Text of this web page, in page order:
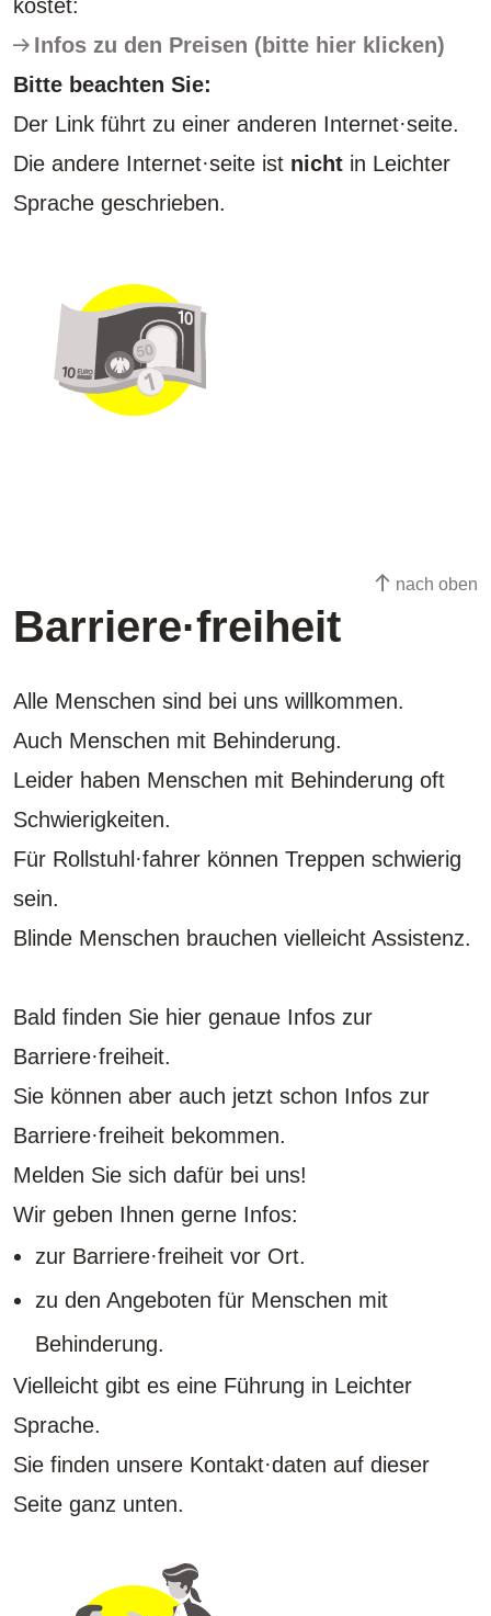
kostet:
Infos zu den Preisen (bitte hier klicken)
Bitte beachten Sie:
Der Link führt zu einer anderen Internet·seite.
Die andere Internet·seite ist nicht in Leichter
Sprache geschrieben.
nach oben
Barriere·freiheit
Alle Menschen sind bei uns willkommen.
Auch Menschen mit Behinderung.
Leider haben Menschen mit Behinderung oft
Schwierigkeiten.
Für Rollstuhl·fahrer können Treppen schwierig
sein.
Blinde Menschen brauchen vielleicht Assistenz.
Bald finden Sie hier genaue Infos zur
Barriere·freiheit.
Sie können aber auch jetzt schon Infos zur
Barriere·freiheit bekommen.
Melden Sie sich dafür bei uns!
Wir geben Ihnen gerne Infos:
zur Barriere·freiheit vor Ort.
zu den Angeboten für Menschen mit
Behinderung.
Vielleicht gibt es eine Führung in Leichter
Sprache.
Sie finden unsere Kontakt·daten auf dieser
Seite ganz unten.